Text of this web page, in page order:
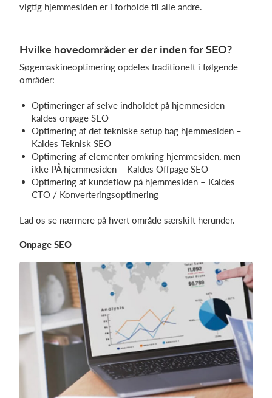
vigtig hjemmesiden er i forholde til alle andre.
Hvilke hovedområder er der inden for SEO?
Søgemaskineoptimering opdeles traditionelt i følgende
områder:
Optimeringer af selve indholdet på hjemmesiden –
kaldes onpage SEO
Optimering af det tekniske setup bag hjemmesiden –
Kaldes Teknisk SEO
Optimering af elementer omkring hjemmesiden, men
ikke PÅ hjemmesiden – Kaldes Offpage SEO
Optimering af kundeflow på hjemmesiden – Kaldes
CTO / Konverteringsoptimering
Lad os se nærmere på hvert område særskilt herunder.
Onpage SEO